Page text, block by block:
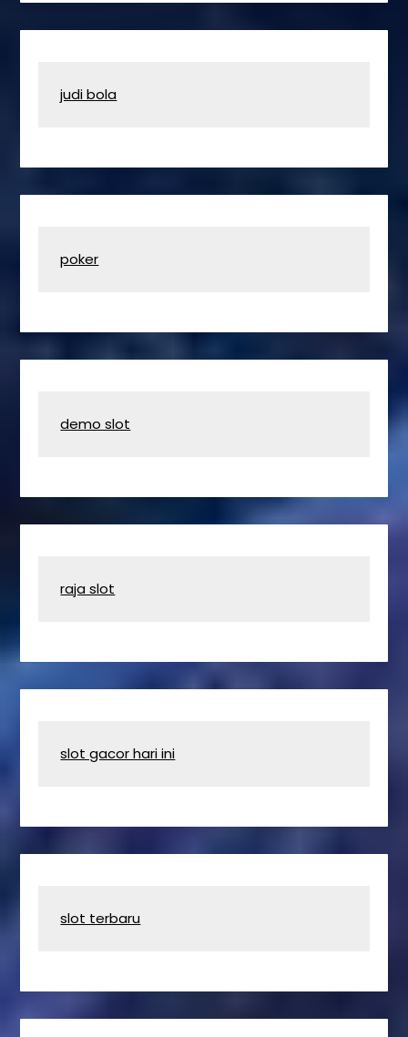
judi bola
poker
demo slot
raja slot
slot gacor hari ini
slot terbaru